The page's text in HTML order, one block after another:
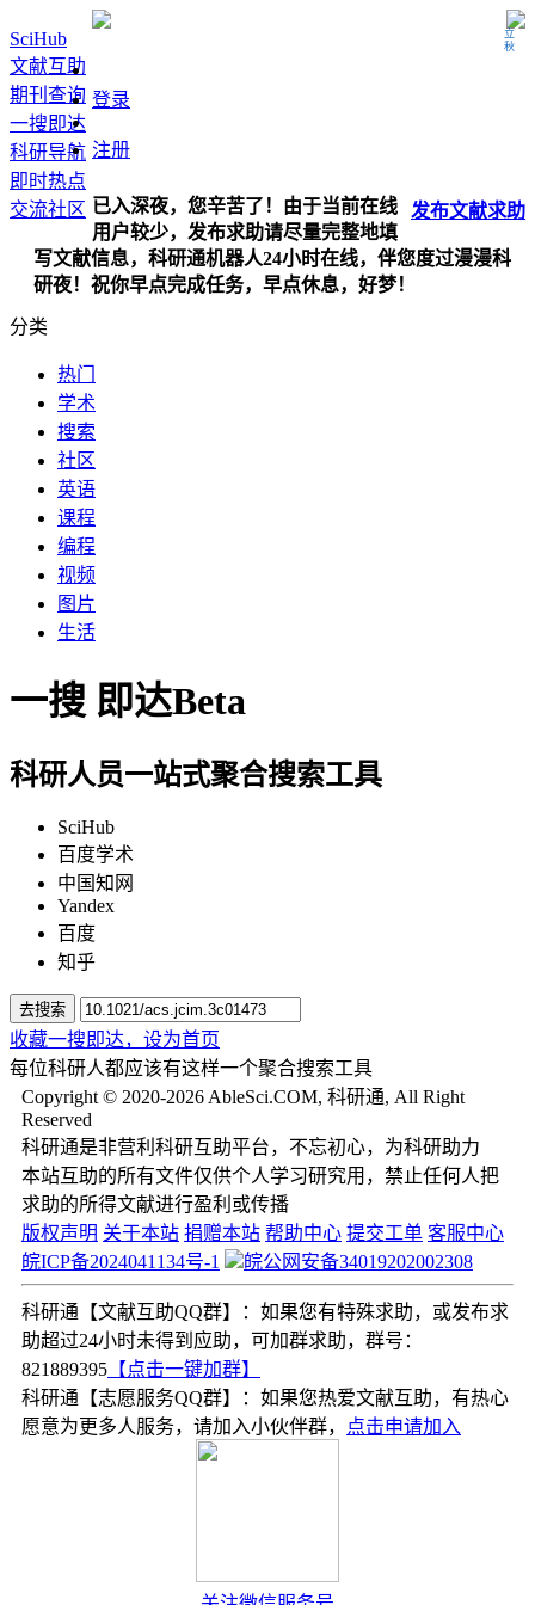
立秋
SciHub
文献互助
期刊查询
一搜即达
科研导航
即时热点
交流社区
登录
注册
发布文献求助
已入深夜，您辛苦了！由于当前在线
用户较少，发布求助请尽量完整地填
写文献信息，科研通机器人24小时在线，伴您度过漫漫科
研夜！祝你早点完成任务，早点休息，好梦！
分类
热门
学术
搜索
社区
英语
课程
编程
视频
图片
生活
一搜 即达Beta
科研人员一站式聚合搜索工具
SciHub
百度学术
中国知网
Yandex
百度
知乎
去搜索
收藏一搜即达， 设为首页
每位科研人都应该有这样一个聚合搜索工具
Copyright © 2020-2026 AbleSci.COM, 科研通, All Right
Reserved
科研通是非营利科研互助平台，不忘初心，为科研助力
本站互助的所有文件仅供个人学习研究用，禁止任何人把
求助的所得文献进行盈利或传播
版权声明 关于本站 捐赠本站 帮助中心 提交工单 客服中心
皖ICP备2024041134号-1
皖公网安备34019202002308
科研通【文献互助QQ群】：如果您有特殊求助，或发布求
助超过24小时未得到应助，可加群求助，群号：
821889395 【点击一键加群】
科研通【志愿服务QQ群】：如果您热爱文献互助，有热心
愿意为更多人服务，请加入小伙伴群，
点击申请加入